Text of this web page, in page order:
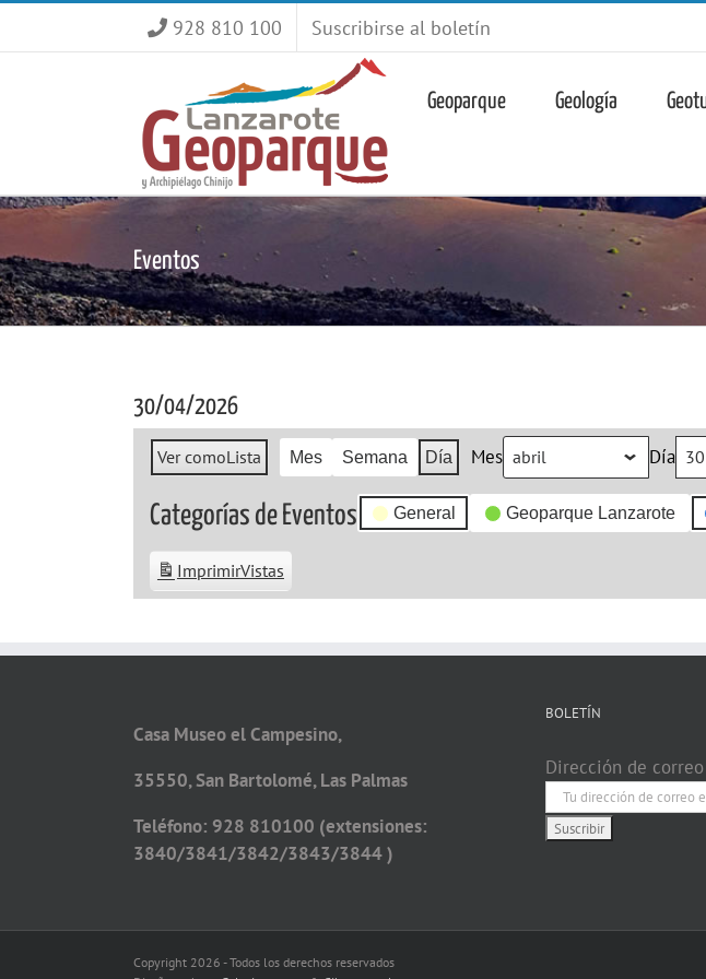
928 810 100 Suscribirse al boletín
Geoparque Geología
Eventos
30/04/2026
Ver comoLista Mes Semana Día Mes Día
Categorías de Eventos General Geoparque Lanzarote
ImprimirVistas
Casa Museo el Campesino,
35550, San Bartolomé, Las Palmas
Teléfono: 928 810100 (extensiones:
3840/3841/3842/3843/3844 )
BOLETÍN
Dirección de
Copyright 2026 - Todos los derechos reservados